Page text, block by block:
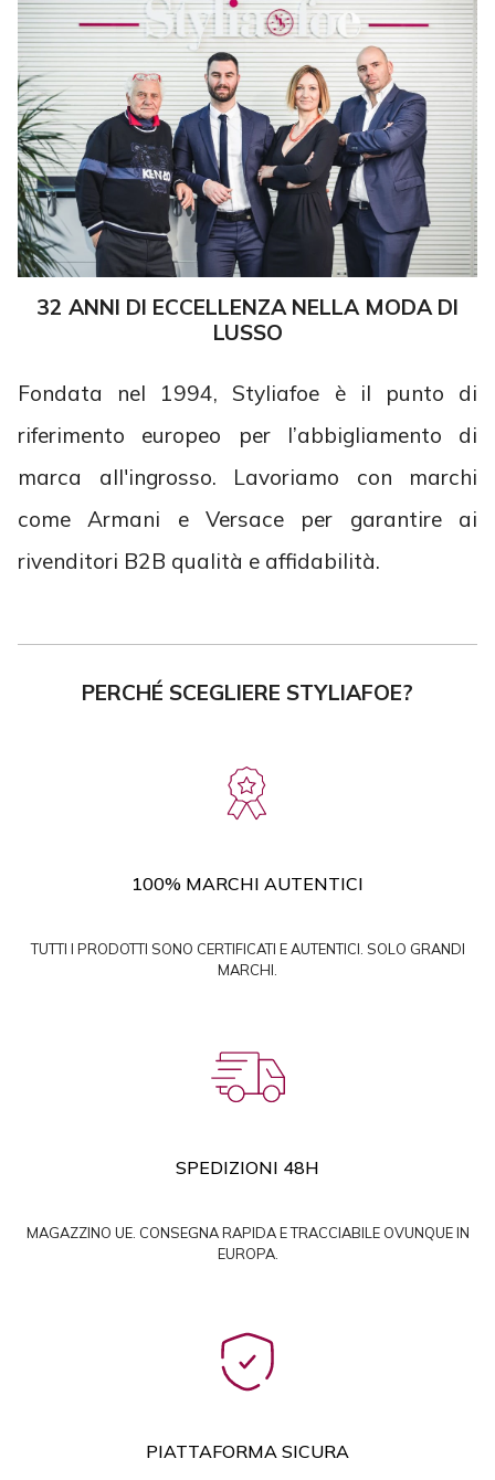
32 ANNI DI ECCELLENZA NELLA MODA DI
LUSSO
Fondata nel 1994, Styliafoe è il punto di
riferimento europeo per l’abbigliamento di
marca all'ingrosso. Lavoriamo con marchi
come Armani e Versace per garantire ai
rivenditori B2B qualità e affidabilità.
PERCHÉ SCEGLIERE STYLIAFOE?
100% MARCHI AUTENTICI
TUTTI I PRODOTTI SONO CERTIFICATI E AUTENTICI. SOLO GRANDI
MARCHI.
SPEDIZIONI 48H
MAGAZZINO UE. CONSEGNA RAPIDA E TRACCIABILE OVUNQUE IN
EUROPA.
PIATTAFORMA SICURA